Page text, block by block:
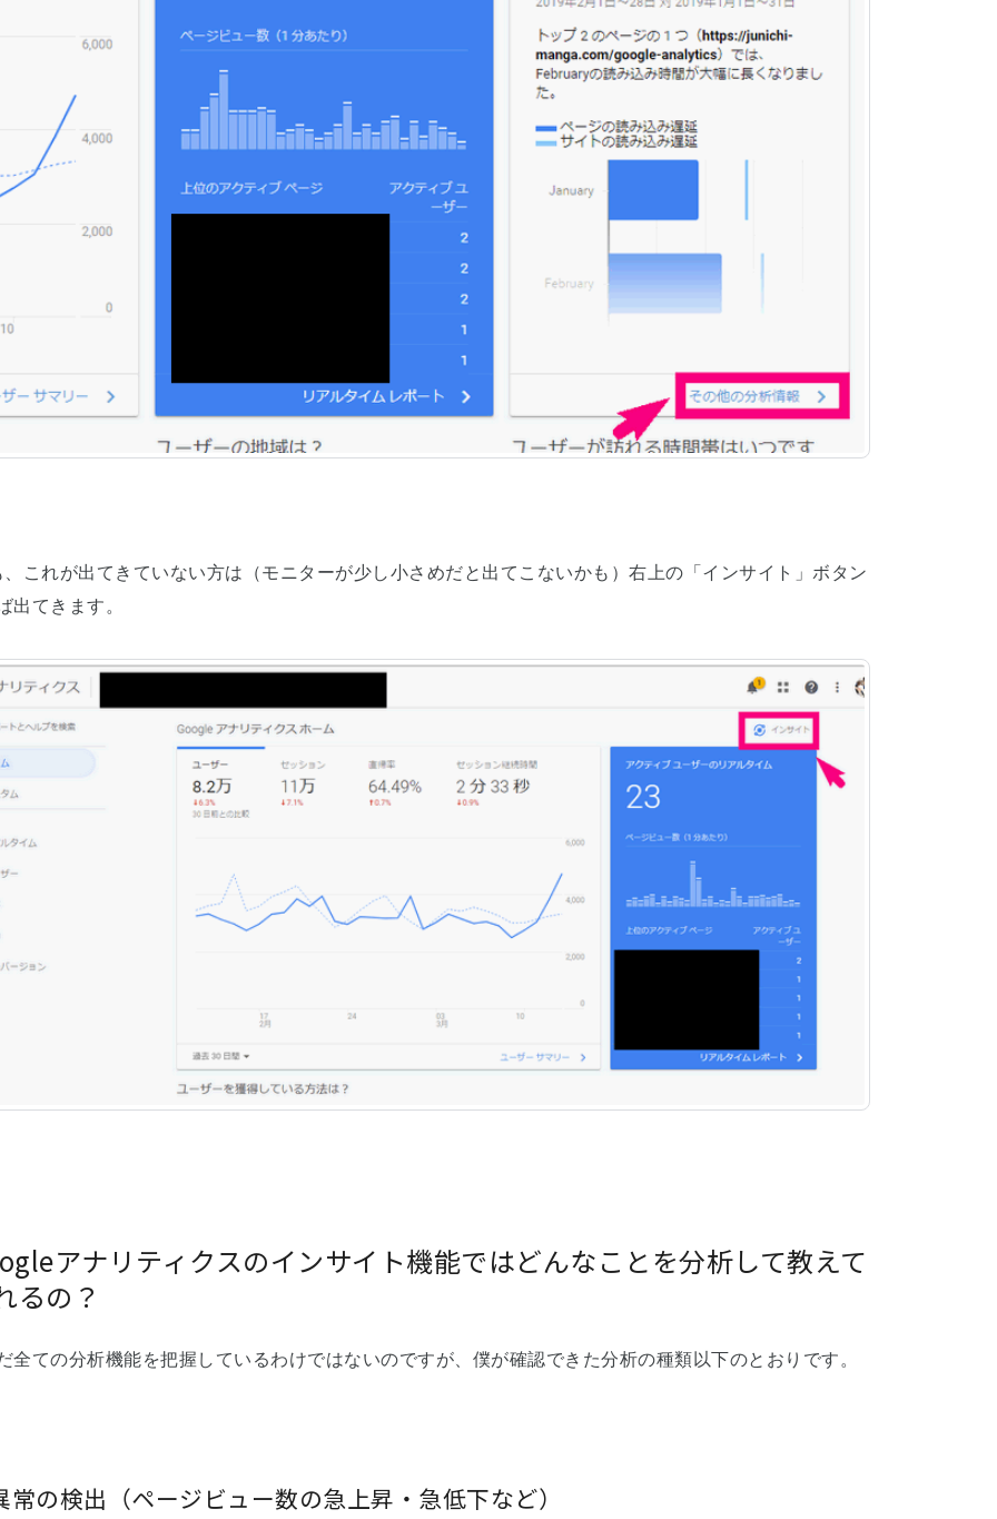
、これが出てきていない方は（モニターが少し小さめだと出てこないかも）右上の「インサイト」ボタン
出てきます。
アナリティクスのインサイト機能ではどんなことを分析して教えて
るの？
全ての分析機能を把握しているわけではないのですが、僕が確認できた分析の種類以下のとおりです。
常の検出（ページビュー数の急上昇・急低下など）